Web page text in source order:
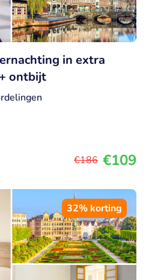
in extra
ontbijt
€186 €109
32% korting